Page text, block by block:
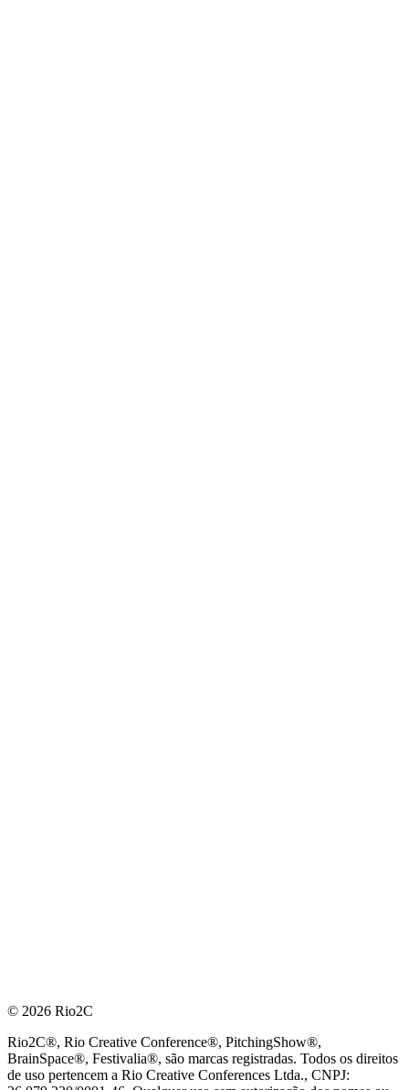
© 2026 Rio2C
Rio2C®, Rio Creative Conference®, PitchingShow®,
BrainSpace®, Festivalia®, são marcas registradas. Todos os direitos
de uso pertencem a Rio Creative Conferences Ltda., CNPJ: